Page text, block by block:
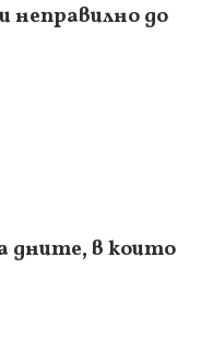
неправилно до
дните, в които